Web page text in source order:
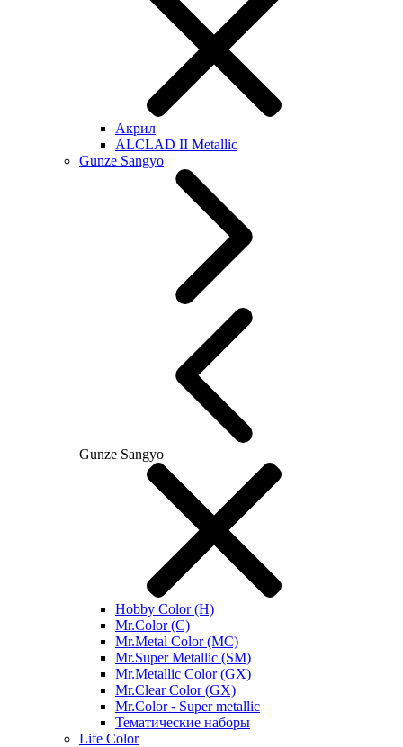
Акрил
ALCLAD II Metallic
Gunze Sangyo
Gunze Sangyo
Hobby Color (H)
Mr.Color (C)
Mr.Metal Color (MC)
Mr.Super Metallic (SM)
Mr.Metallic Color (GX)
Mr.Clear Color (GX)
Mr.Color - Super metallic
Тематические наборы
Life Color